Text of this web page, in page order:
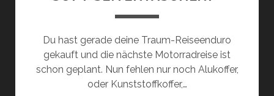
Du hast gerade deine Traum-Reiseenduro
gekauft und die nächste Motorradreise ist
schon geplant. Nun fehlen nur noch Alukoffer,
oder Kunststoffkoffer,…